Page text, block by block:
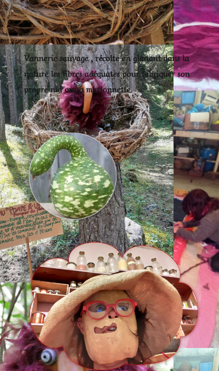
Vannerie sauvage , récolte en glanant dans la
nature les fibres adéquates pour fabriquer son
propre nid ou sa marionnette.